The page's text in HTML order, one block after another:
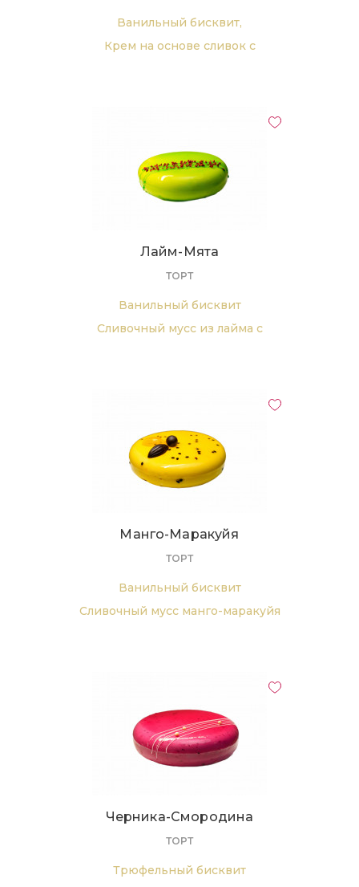
Ванильный бисквит,
Крем на основе сливок с
смородина, вишня, клубника,
ежевика),
Лайм-Мята
ТОРТ
Ванильный бисквит
Сливочный мусс из лайма с
Манго-Маракуйя
ТОРТ
Ванильный бисквит
Сливочный мусс манго-маракуйя
Черника-Смородина
ТОРТ
Трюфельный бисквит